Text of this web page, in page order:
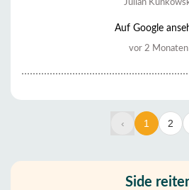
Julian
Auf Google
vor 2 Monaten
‹ 1 2
Side